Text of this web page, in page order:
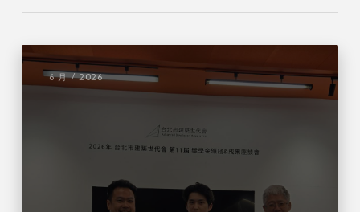
6 月 / 2026